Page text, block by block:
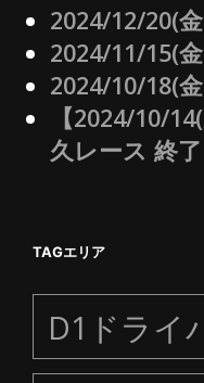
2024/12/20(
2024/11/15(
2024/10/18(
【2024/10/
久レース 終了
TAGエリア
D1ドライ